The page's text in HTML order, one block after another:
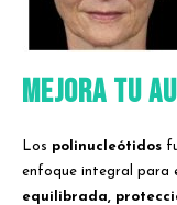
MEJORA TU
Los polinucleótidos
enfoque integral para
equilibrada,